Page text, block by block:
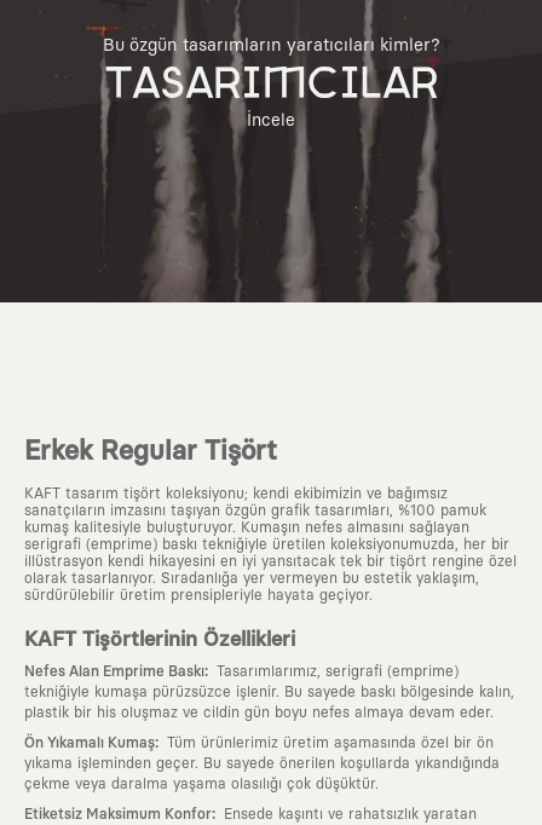
Bu özgün tasarımların yaratıcıları kimler?
TASARIMCILAR
İncele
Erkek Regular Tişört
KAFT tasarım tişört koleksiyonu; kendi ekibimizin ve bağımsız
sanatçıların imzasını taşıyan özgün grafik tasarımları, %100 pamuk
kumaş kalitesiyle buluşturuyor. Kumaşın nefes almasını sağlayan
serigrafi (emprime) baskı tekniğiyle üretilen koleksiyonumuzda, her bir
illüstrasyon kendi hikayesini en iyi yansıtacak tek bir tişört rengine özel
olarak tasarlanıyor. Sıradanlığa yer vermeyen bu estetik yaklaşım,
sürdürülebilir üretim prensipleriyle hayata geçiyor.
KAFT Tişörtlerinin Özellikleri
Nefes Alan Emprime Baskı: Tasarımlarımız, serigrafi (emprime)
tekniğiyle kumaşa pürüzsüzce işlenir. Bu sayede baskı bölgesinde kalın,
plastik bir his oluşmaz ve cildin gün boyu nefes almaya devam eder.
Ön Yıkamalı Kumaş: Tüm ürünlerimiz üretim aşamasında özel bir ön
yıkama işleminden geçer. Bu sayede önerilen koşullarda yıkandığında
çekme veya daralma yaşama olasılığı çok düşüktür.
Etiketsiz Maksimum Konfor:
Ensede kaşıntı ve rahatsızlık yaratan